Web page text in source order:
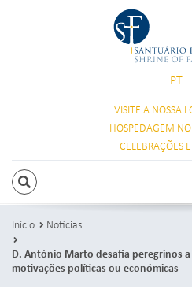
PT
VISITE A NOSSA
HOSPEDAGEM
CELEBRAÇÕES
PESQUISAR
Início
Notícias
D. António Marto desafia peregrinos
motivações políticas ou económicas